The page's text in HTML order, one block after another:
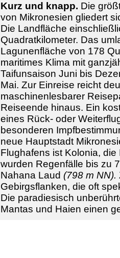
Kurz und knapp. Die
von Mikronesien gliedert
Die Landfläche
Quadratkilometer. Das
Lagunenfläche von 178
maritimes Klima mit
Taifunsaison Juni bis
Mai. Zur Einreise reicht
maschinenlesbarer
Reiseende hinaus. Ein
eines Rück- oder
besonderen
neue Hauptstadt
Flughafens ist Kolonia,
wurden Regenfälle bis zu
Nahana Laud (798 m NN).
Gebirgsflanken, die oft
Die paradiesisch
Mantas und Haien einen